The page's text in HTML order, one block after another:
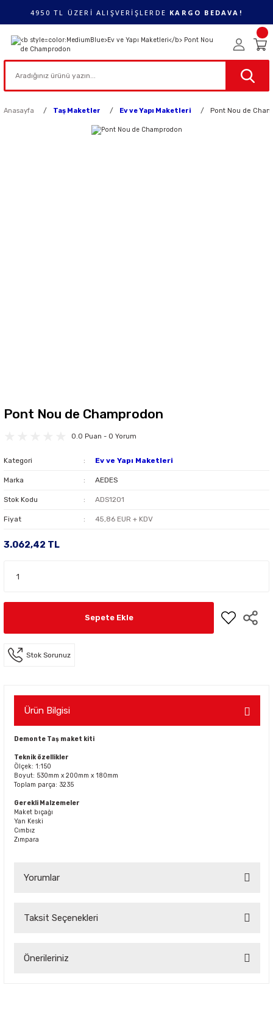
4950 TL ÜZERİ ALIŞVERİŞLERDE KARGO BEDAVA!
Anasayfa Taş Maketler Ev ve Yapı Maketleri Pont Nou de
Pont Nou de Champrodon
0.0 Puan - 0 Yorum
Kategori Ev ve Yapı Maketleri
Marka AEDES
Stok Kodu ADS1201
Fiyat 45,86 EUR + KDV
3.062,42 TL
Sepete Ekle
Stok Sorunuz
Ürün Bilgisi
Demonte Taş maket kiti
Teknik özellikler
Ölçek: 1:150
Boyut: 530mm x 200mm x 180mm
Toplam parça: 3235
Gerekli Malzemeler
Maket bıçağı
Yan Keski
Cımbız
Zımpara
Yorumlar
Taksit Seçenekleri
Önerileriniz